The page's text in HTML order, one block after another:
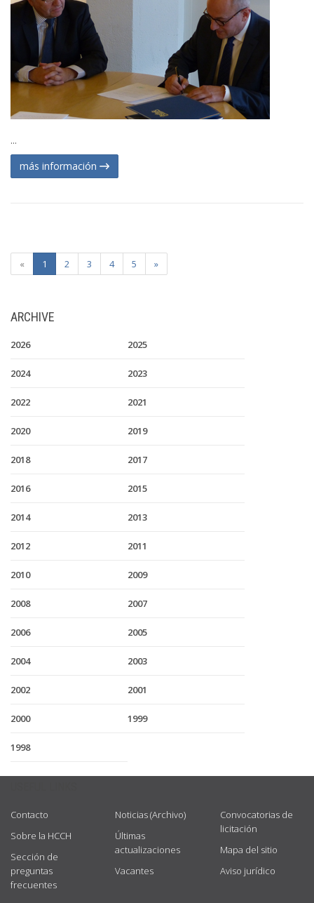
...
más información
« 1 2 3 4 5 »
ARCHIVE
2026 2025
2024 2023
2022 2021
2020 2019
2018 2017
2016 2015
2014 2013
2012 2011
2010 2009
2008 2007
2006 2005
2004 2003
2002 2001
2000 1999
1998
Contacto
Sobre la HCCH
Sección de
preguntas
frecuentes
Noticias (Archivo)
Últimas
actualizaciones
Vacantes
Convocatorias de
licitación
Mapa del sitio
Aviso jurídico